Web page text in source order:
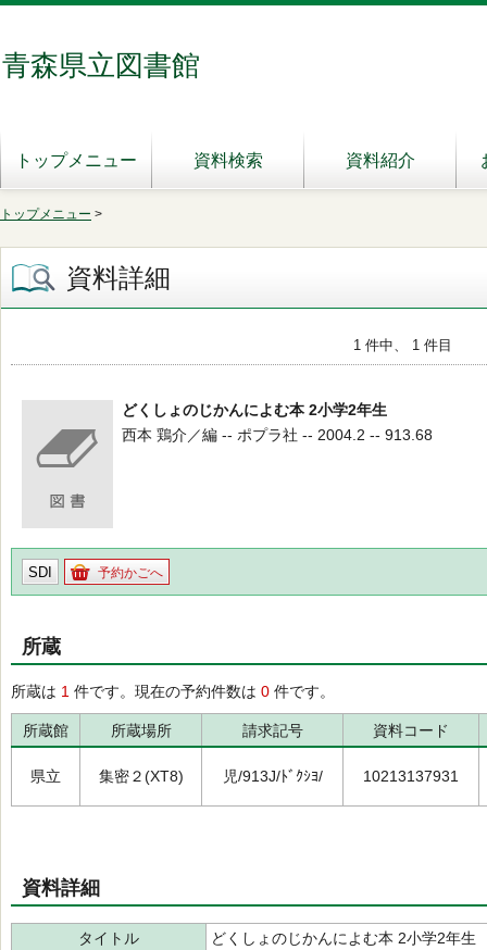
青森県立図書館
トップメニュー 資料検索 資料紹介
トップメニュー >
資料詳細
1 件中、 1 件目
どくしょのじかんによむ本 2小学2年生
西本 鶏介／編 -- ポプラ社 -- 2004.2 -- 913.68
SDI 予約かごへ
所蔵
所蔵は 1 件です。現在の予約件数は 0 件です。
所蔵館 所蔵場所 請求記号 資料コード
県立 集密２(XT8) 児/913J/ﾄﾞｸｼﾖ/ 10213137931
資料詳細
タイトル
どくしょのじかんによむ本 2小学2年生